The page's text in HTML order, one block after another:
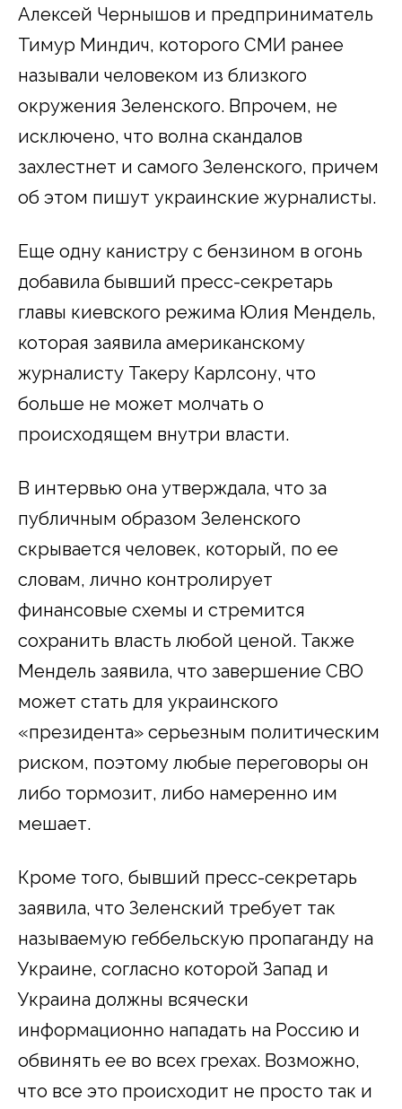
Алексей Чернышов и предприниматель
Тимур Миндич, которого СМИ ранее
называли человеком из близкого
окружения Зеленского. Впрочем, не
исключено, что волна скандалов
захлестнет и самого Зеленского, причем
об этом пишут украинские журналисты.
Еще одну канистру с бензином в огонь
добавила бывший пресс-секретарь
главы киевского режима Юлия Мендель,
которая заявила американскому
журналисту Такеру Карлсону, что
больше не может молчать о
происходящем внутри власти.
В интервью она утверждала, что за
публичным образом Зеленского
скрывается человек, который, по ее
словам, лично контролирует
финансовые схемы и стремится
сохранить власть любой ценой. Также
Мендель заявила, что завершение СВО
может стать для украинского
«президента» серьезным политическим
риском, поэтому любые переговоры он
либо тормозит, либо намеренно им
мешает.
Кроме того, бывший пресс-секретарь
заявила, что Зеленский требует так
называемую геббельскую пропаганду на
Украине, согласно которой Запад и
Украина должны всячески
информационно нападать на Россию и
обвинять ее во всех грехах. Возможно,
что все это происходит не просто так и